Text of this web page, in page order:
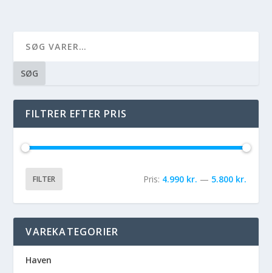
SØG
FILTRER EFTER PRIS
FILTER Pris: 4.990 kr. — 5.800 kr.
VAREKATEGORIER
Haven